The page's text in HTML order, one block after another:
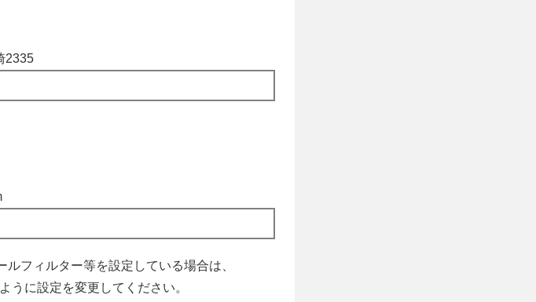
2335
フィルター等を設定している場合は、
うに設定を変更してください。